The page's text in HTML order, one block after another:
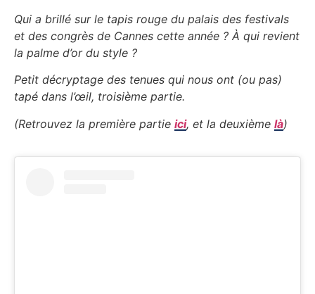
Qui a brillé sur le tapis rouge du palais des festivals
et des congrès de Cannes cette année ? À qui revient
la palme d’or du style ?
Petit décryptage des tenues qui nous ont (ou pas)
tapé dans l’œil, troisième partie.
(Retrouvez la première partie ici, et la deuxième là)